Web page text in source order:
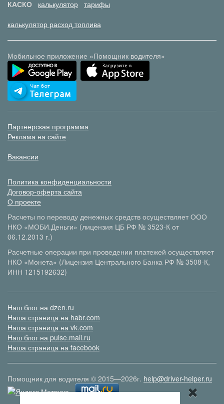
КАСКО
калькулятор тарифы
калькулятор расход топлива
Мобильное приложение «Помощник водителя»
Партнерская программа
Реклама на сайте
Вакансии
Политика конфиденциальности
Договор-оферта сайта
О проекте
Расчеты по переводу денежных средств осуществляет ООО
НКО «МОБИ.Деньги» (лицензия ЦБ РФ № 3523-К от
06.12.2013 г.)
Расчетные операции при проведении платежей осуществляет
НКО «Монета» (Лицензия Центрального Банка РФ № 3508-К,
ИНН 1215192632)
Наш блог на dzen.ru
Наша страница на habr.com
Наша страница на vk.com
Наш блог на pulse.mail.ru
Наша страница на facebook
Помощник для водителя © 2015—2026г. help@driver-helper.ru